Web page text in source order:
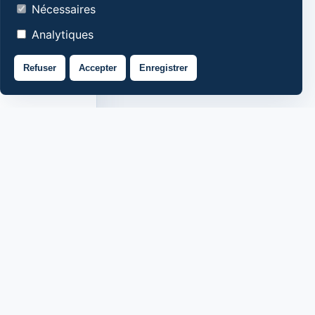
Nécessaires
Analytiques
Refuser Accepter Enregistrer